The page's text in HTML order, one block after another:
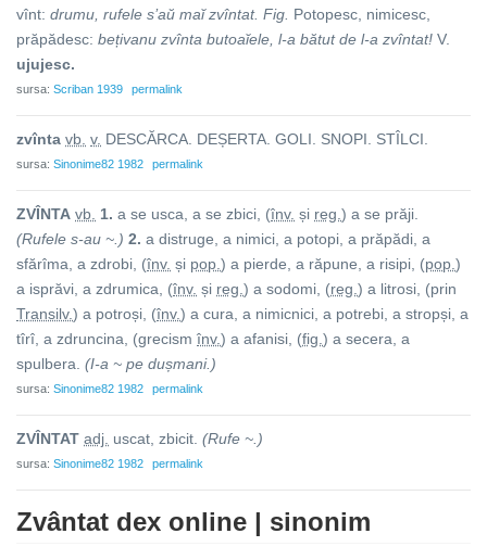
vînt: drumu, rufele s’aŭ maĭ zvîntat. Fig. Potopesc, nimicesc,
prăpădesc: bețivanu zvînta butoaĭele, l-a bătut de l-a zvîntat! V.
ujujesc.
sursa: Scriban 1939 permalink
zvînta vb. v. DESCĂRCA. DEȘERTA. GOLI. SNOPI. STÎLCI.
sursa: Sinonime82 1982 permalink
ZVÎNTA vb. 1. a se usca, a se zbici, (înv. și reg. ) a se prăji.
(Rufele s-au ~.) 2. a distruge, a nimici, a potopi, a prăpădi, a
sfărîma, a zdrobi, (înv. și pop. ) a pierde, a răpune, a risipi, (pop. )
a isprăvi, a zdrumica, (înv. și reg. ) a sodomi, (reg. ) a litrosi, (prin
Transilv.) a potroși, (înv.) a cura, a nimicnici, a potrebi, a stropși, a
tîrî, a zdruncina, (grecism înv.) a afanisi, (fig. ) a secera, a
spulbera. (I-a ~ pe dușmani.)
sursa: Sinonime82 1982 permalink
ZVÎNTAT adj. uscat, zbicit. (Rufe ~.)
sursa: Sinonime82 1982 permalink
Zvântat dex online | sinonim